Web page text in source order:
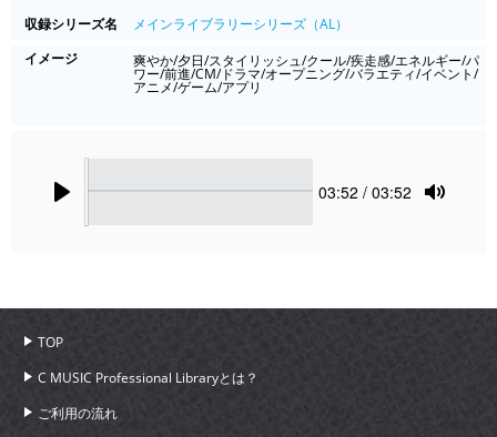
収録シリーズ名
メインライブラリーシリーズ（AL）
イメージ
爽やか/夕日/スタイリッシュ/クール/疾走感/エネルギー/パ
ワー/前進/CM/ドラマ/オープニング/バラエティ/イベント/
アニメ/ゲーム/アプリ
Current
03:52 / 03:52
TOP
C MUSIC Professional Libraryとは？
ご利用の流れ